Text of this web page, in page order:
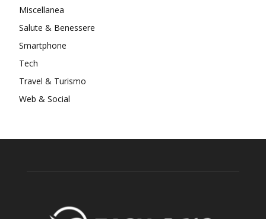
Miscellanea
Salute & Benessere
Smartphone
Tech
Travel & Turismo
Web & Social